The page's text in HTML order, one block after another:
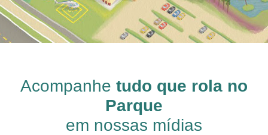
Acompanhe tudo que rola no
Parque
em nossas mídias